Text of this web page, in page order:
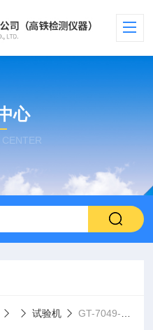
心
试验机 GT-7049-EF 弹性织物拉伸疲劳试验机